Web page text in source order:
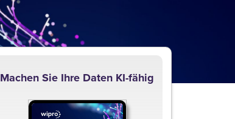
Machen Sie Ihre Daten KI-fähig